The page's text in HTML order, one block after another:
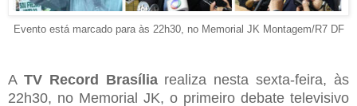
Evento está marcado para às 22h30, no Memorial JK Montagem/R7 DF
A TV Record Brasília realiza nesta sexta-feira, às
22h30, no Memorial JK, o primeiro debate televisivo